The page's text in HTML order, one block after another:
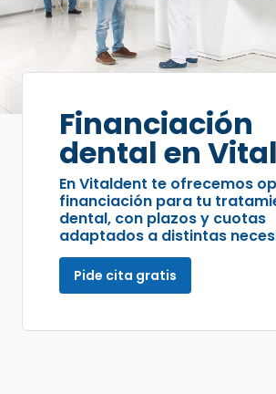
Financiación
dental en
En Vitaldent te ofrecemos
financiación para tu
dental, con plazos y cuotas
adaptados a distintas
Pide cita gratis